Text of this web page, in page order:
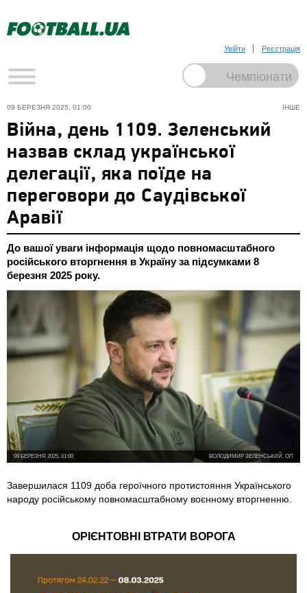
Увійти Реєстрація
ІНШЕ
09 БЕРЕЗНЯ 2025, 01:00
Війна, день 1109. Зеленський
назвав склад української
делегації, яка поїде на
переговори до Саудівської
Аравії
До вашої уваги інформація щодо повномасштабного
російського вторгнення в Україну за підсумками 8
березня 2025 року.
ВОЛОДИМИР ЗЕЛЕНСЬКИЙ, ОП
09 БЕРЕЗНЯ 2025, 01:00
Завершилася 1109 доба героїчного протистояння Українського
народу російському повномасштабному воєнному вторгненню.
ОРІЄНТОВНІ ВТРАТИ ВОРОГА